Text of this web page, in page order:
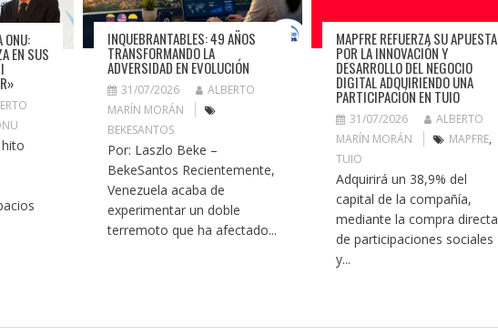
ONU:
EN SUS
INQUEBRANTABLES: 49 AÑOS
TRANSFORMANDO LA
ADVERSIDAD EN EVOLUCIÓN
31/07/2026
ALBERTO
MARÍN MORÁN
BEKESANTOS
Por: Laszlo Beke –
BekeSantos Recientemente,
Venezuela acaba de
experimentar un doble
terremoto que ha afectado...
MAPFRE REFUERZA SU APUESTA
POR LA INNOVACIÓN Y
DESARROLLO DEL NEGOCIO
DIGITAL ADQUIRIENDO UNA
PARTICIPACIÓN EN TUIO
31/07/2026
ALBERTO
MARÍN MORÁN
MAPFRE,
TUIO
Adquirirá un 38,9% del
capital de la compañía,
mediante la compra directa
de participaciones sociales
y...